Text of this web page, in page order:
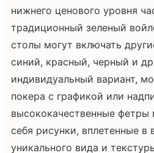
нижнего ценового уровня
традиционный зеленый
столы могут включать
синий, красный, черный и
индивидуальный вариант,
покера с графикой или
высококачественные фетры
себя рисунки, вплетенные в
уникального вида и